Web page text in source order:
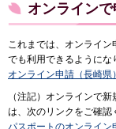
オンライン
これまでは、オンライ
でも利用できるようにな
オンライン申請（長崎県
（注記）オンラインで
は、次のリンクをご確認